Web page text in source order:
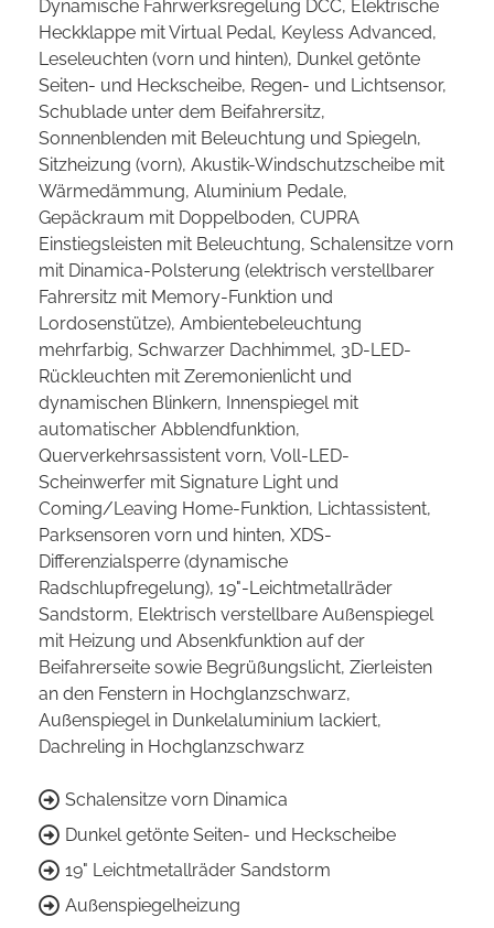
Dynamische Fahrwerksregelung DCC, Elektrische
Heckklappe mit Virtual Pedal, Keyless Advanced,
Leseleuchten (vorn und hinten), Dunkel getönte
Seiten- und Heckscheibe, Regen- und Lichtsensor,
Schublade unter dem Beifahrersitz,
Sonnenblenden mit Beleuchtung und Spiegeln,
Sitzheizung (vorn), Akustik-Windschutzscheibe mit
Wärmedämmung, Aluminium Pedale,
Gepäckraum mit Doppelboden, CUPRA
Einstiegsleisten mit Beleuchtung, Schalensitze vorn
mit Dinamica-Polsterung (elektrisch verstellbarer
Fahrersitz mit Memory-Funktion und
Lordosenstütze), Ambientebeleuchtung
mehrfarbig, Schwarzer Dachhimmel, 3D-LED-
Rückleuchten mit Zeremonienlicht und
dynamischen Blinkern, Innenspiegel mit
automatischer Abblendfunktion,
Querverkehrsassistent vorn, Voll-LED-
Scheinwerfer mit Signature Light und
Coming/Leaving Home-Funktion, Lichtassistent,
Parksensoren vorn und hinten, XDS-
Differenzialsperre (dynamische
Radschlupfregelung), 19"-Leichtmetallräder
Sandstorm, Elektrisch verstellbare Außenspiegel
mit Heizung und Absenkfunktion auf der
Beifahrerseite sowie Begrüßungslicht, Zierleisten
an den Fenstern in Hochglanzschwarz,
Außenspiegel in Dunkelaluminium lackiert,
Dachreling in Hochglanzschwarz
Schalensitze vorn Dinamica
Dunkel getönte Seiten- und Heckscheibe
19" Leichtmetallräder Sandstorm
Außenspiegelheizung